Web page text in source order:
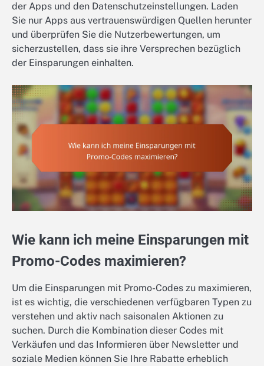
der Apps und den Datenschutzeinstellungen. Laden
Sie nur Apps aus vertrauenswürdigen Quellen herunter
und überprüfen Sie die Nutzerbewertungen, um
sicherzustellen, dass sie ihre Versprechen bezüglich
der Einsparungen einhalten.
Wie kann ich meine Einsparungen mit
Promo-Codes maximieren?
Um die Einsparungen mit Promo-Codes zu maximieren,
ist es wichtig, die verschiedenen verfügbaren Typen zu
verstehen und aktiv nach saisonalen Aktionen zu
suchen. Durch die Kombination dieser Codes mit
Verkäufen und das Informieren über Newsletter und
soziale Medien können Sie Ihre Rabatte erheblich